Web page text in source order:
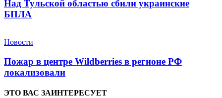
Над Тульской областью сбили украинские
БПЛА
Новости
Пожар в центре Wildberries в регионе РФ
локализовали
ЭТО ВАС ЗАИНТЕРЕСУЕТ